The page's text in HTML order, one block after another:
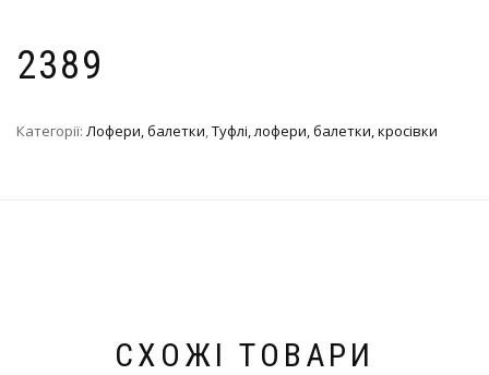
2389
Категорії: Лофери, балетки,Туфлі, лофери, балетки, кросівки
СХОЖІ ТОВАРИ